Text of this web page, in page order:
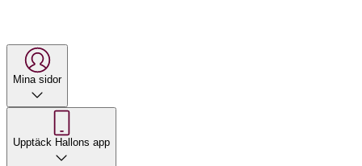
Mina sidor
Upptäck Hallons app